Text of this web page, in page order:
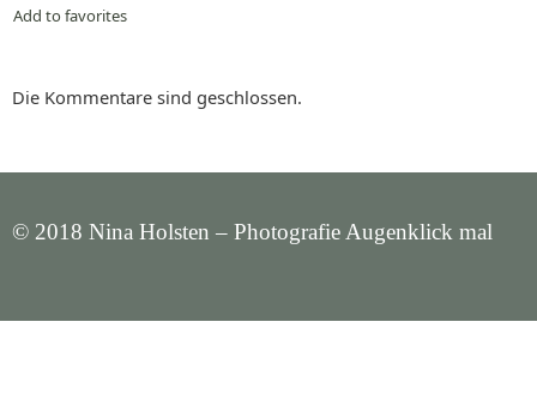
Add to favorites
Die Kommentare sind geschlossen.
© 2018 Nina Holsten – Photografie Augenklick mal